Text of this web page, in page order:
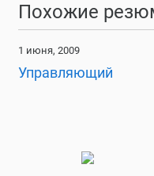
Похожие
1 июня, 2009
Управляющий